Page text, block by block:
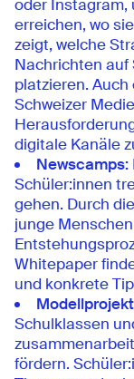
oder Instagram,
erreichen, wo
zeigt, welche
Nachrichten auf
platzieren.
Schweizer
digitale Kanäle
Newscamps:
Schüler:innen
gehen. Durch
junge
Whitepaper
und konkrete
Schulklassen
fördern.